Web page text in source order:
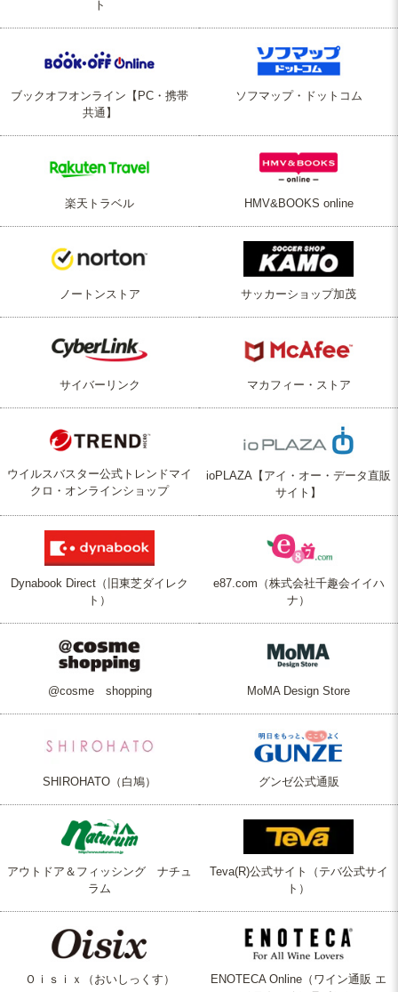
ト
ブックオフオンライン【PC・携帯
共通】
ソフマップ・ドットコム
楽天トラベル HMV&BOOKS online
ノートンストア サッカーショップ加茂
サイバーリンク マカフィー・ストア
ウイルスバスター公式トレンドマイ
クロ・オンラインショップ
ioPLAZA【アイ・オー・データ直販
サイト】
Dynabook Direct（旧東芝ダイレク
ト）
e87.com（株式会社千趣会イイハ
ナ）
@cosme shopping MoMA Design Store
SHIROHATO（白鳩） グンゼ公式通販
アウトドア＆フィッシング ナチュ
ラム
Teva(R)公式サイト（テバ公式サイ
ト）
Ｏｉｓｉｘ（おいしっくす）
ENOTECA Online（ワイン通販 エ